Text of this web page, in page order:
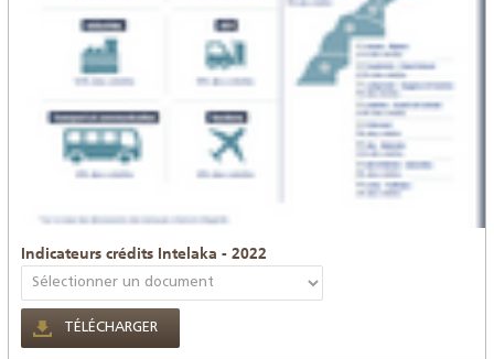
Indicateurs crédits Intelaka - 2022
TÉLÉCHARGER